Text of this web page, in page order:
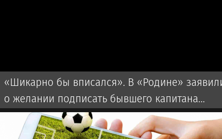
«Шикарно бы вписался». В «Родине»
о желании подписать бывшего капитана
мадридского «Реала»